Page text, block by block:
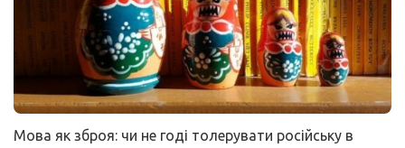
Мова як зброя: чи не годі толерувати російську в